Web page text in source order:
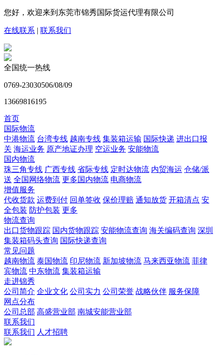
您好，欢迎来到东莞市锦秀国际货运代理有限公司
在线联系 | 联系我们
全国统一热线
0769-23030506/08/09
13669816195
首页
国际物流
中港物流 台湾专线 越南专线 集装箱运输 国际快递 进出口报
关 海运业务 原产地证办理 空运业务 安能物流
国内物流
珠三角专线 广西专线 省际专线 定时达物流 内贸海运 仓储/派
送 全国网络物流 更多国内物流 电商物流
增值服务
代收货款 运费到付 回单签收 保价理赔 通知放货 开箱清点 安
全包装 防护包装 更多
物流查询
出口货物跟踪 国内货物跟踪 安能物流查询 海关编码查询 深圳
集装箱码头查询 国际快递查询
常见问题
越南物流 泰国物流 印尼物流 新加坡物流 马来西亚物流 菲律
宾物流 中东物流 集装箱运输
走进锦秀
公司简介 企业文化 公司实力 公司荣誉 战略伙伴 服务保障
网点分布
公司总部 高盛营业部 南城安能营业部
联系我们
联系我们 人才招聘